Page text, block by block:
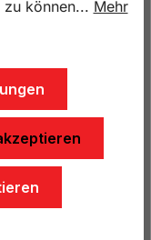
ab?
die
können... Mehr